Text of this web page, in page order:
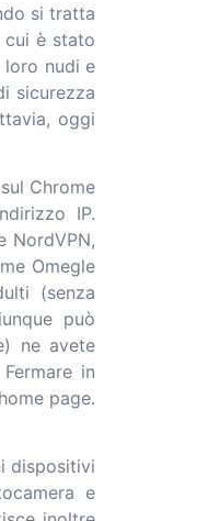
si tratta
cui è stato
nudi e
sicurezza
oggi
Chrome
IP.
NordVPN,
Omegle
(senza
può
ne avete
in
page.
dispositivi
e